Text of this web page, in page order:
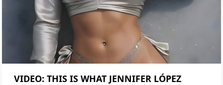
VIDEO: THIS IS WHAT JENNIFER LÓPEZ